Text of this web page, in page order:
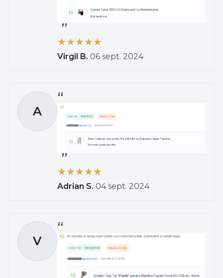
Virgil B. 06 sept. 2024
A
Adrian S. 04 sept. 2024
V